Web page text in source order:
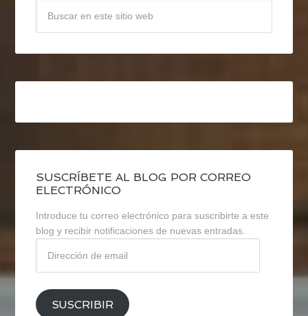
SUSCRÍBETE AL BLOG POR CORREO
ELECTRÓNICO
Introduce tu correo electrónico para suscribirte a este
blog y recibir notificaciones de nuevas entradas.
email
SUSCRIBIR